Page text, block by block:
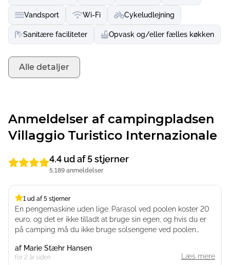
Vandsport Wi-Fi Cykeludlejning
Sanitære faciliteter Opvask og/eller fælles køkken
Alle detaljer
Anmeldelser af campingpladsen
Villaggio Turistico Internazionale
4.4 ud af 5 stjerner
5.189 anmeldelser
1 ud af 5 stjerner
1 ud af 5 stjerner
En pengemaskine uden lige. Parasol ved poolen koster 20
euro, og det er ikke tilladt at bruge sin egen, og hvis du er
på camping må du ikke bruge solsengene ved poolen
kommer ikke igen, da der er mange billigere og ligeså
gode pladser i området.
af Marie Stæhr Hansen
for 2 år siden Læs mere